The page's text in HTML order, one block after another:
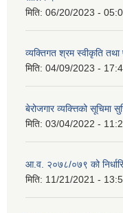
मिति: 06/20/2023 -
व्यक्तिगत श्रम स्वीकृति
मिति: 04/09/2023 -
बेरोजगार व्यक्त्तिको सूचिमा
मिति: 03/04/2022 -
आ.व. २०७८/०७९ को
मिति: 11/21/2021 -